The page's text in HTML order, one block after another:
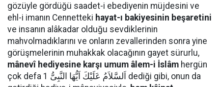
gözüyle gördüğü saadet-i ebediyenin müjdesini ve
ehl-i imanın Cennetteki hayat-ı bakiyesinin beşaretini
ve insanın alâkadar olduğu sevdiklerinin
mahvolmadıklarını ve onların zevallerinden sonra yine
görüşmelerinin muhakkak olacağının gayet sürurlu,
mânevî hediyesine karşı umum âlem-i İslâm hergün
çok defa اَلسَّلاَمُ عَلَيْكَ اَيُّهَا النَّبِىُّ 1 dediği gibi, onun da